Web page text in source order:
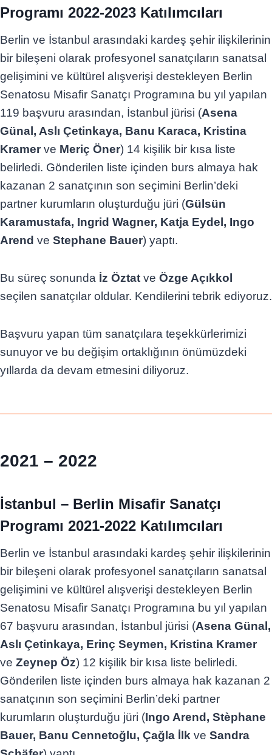
Programı 2022-2023 Katılımcıları
Berlin ve İstanbul arasındaki kardeş şehir ilişkilerinin
bir bileşeni olarak profesyonel sanatçıların sanatsal
gelişimini ve kültürel alışverişi destekleyen Berlin
Senatosu Misafir Sanatçı Programına bu yıl yapılan
119 başvuru arasından, İstanbul jürisi (Asena
Günal, Aslı Çetinkaya, Banu Karaca, Kristina
Kramer ve Meriç Öner) 14 kişilik bir kısa liste
belirledi. Gönderilen liste içinden burs almaya hak
kazanan 2 sanatçının son seçimini Berlin’deki
partner kurumların oluşturduğu jüri (Gülsün
Karamustafa, Ingrid Wagner, Katja Eydel, Ingo
Arend ve Stephane Bauer) yaptı.
Bu süreç sonunda İz Öztat ve Özge Açıkkol
seçilen sanatçılar oldular. Kendilerini tebrik ediyoruz.
Başvuru yapan tüm sanatçılara teşekkürlerimizi
sunuyor ve bu değişim ortaklığının önümüzdeki
yıllarda da devam etmesini diliyoruz.
2021 – 2022
İstanbul – Berlin Misafir Sanatçı
Programı 2021-2022 Katılımcıları
Berlin ve İstanbul arasındaki kardeş şehir ilişkilerinin
bir bileşeni olarak profesyonel sanatçıların sanatsal
gelişimini ve kültürel alışverişi destekleyen Berlin
Senatosu Misafir Sanatçı Programına bu yıl yapılan
67 başvuru arasından, İstanbul jürisi (Asena Günal,
Aslı Çetinkaya, Erinç Seymen, Kristina Kramer
ve Zeynep Öz) 12 kişilik bir kısa liste belirledi.
Gönderilen liste içinden burs almaya hak kazanan 2
sanatçının son seçimini Berlin’deki partner
kurumların oluşturduğu jüri (Ingo Arend, Stèphane
Bauer, Banu Cennetoğlu, Çağla İlk ve Sandra